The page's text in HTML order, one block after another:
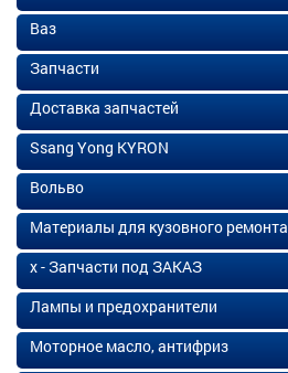
Ваз
Запчасти
Доставка запчастей
Ssang Yong KYRON
Вольво
Материалы для кузовного ремонта
х - Запчасти под ЗАКАЗ
Лампы и предохранители
Моторное масло, антифриз